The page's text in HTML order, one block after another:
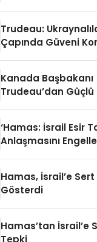
Trudeau:
Çapında Güveni
Kanada Başbakanı
Trudeau’dan
‘Hamas: İsrail Esir
Anlaşmasını
Hamas, İsrail’e
Gösterdi
Hamas’tan İsrail’e
Tepki